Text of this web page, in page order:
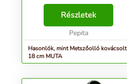
fásodott kerti bokrokat és
sövényeket is metszhet vele.
Méret:18cm...
Részletek
Pepita
Hasonlók, mint Metszőolló kovácsolt
18 cm MUTA